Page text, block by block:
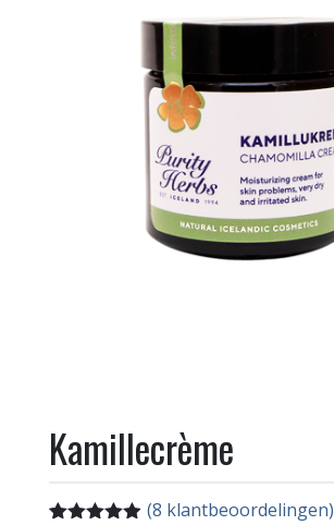
Kamillecrème
(8 klantbeoordelingen)